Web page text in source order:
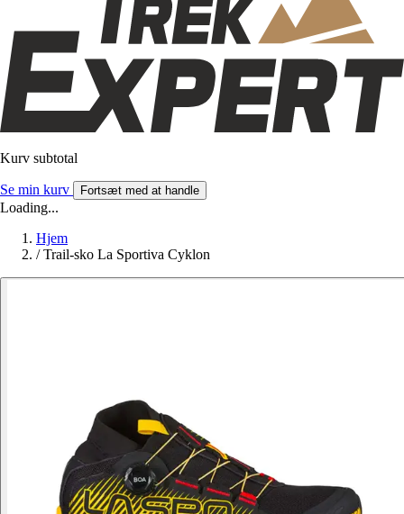
Kurv subtotal
Se min kurv Fortsæt med at handle
Loading...
Hjem
/ Trail-sko La Sportiva Cyklon